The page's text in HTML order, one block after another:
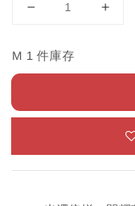
M 1 件庫存